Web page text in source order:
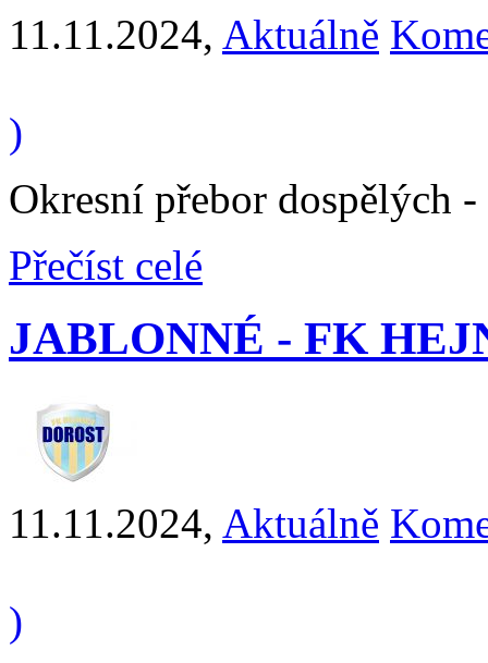
11.11.2024, Aktuálně
)
Okresní přebor dospělých
Přečíst celé
JABLONNÉ - FK
11.11.2024, Aktuálně
)